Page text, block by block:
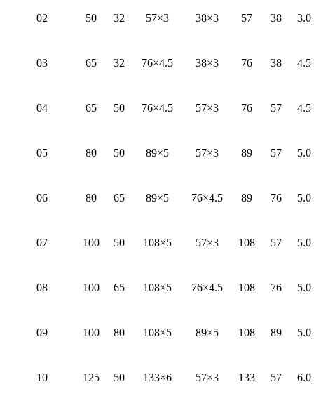
02 50 32 57×3 38×3 57 38 3.0
03 65 32 76×4.5 38×3 76 38 4.5
04 65 50 76×4.5 57×3 76 57 4.5
05 80 50 89×5 57×3 89 57 5.0
06 80 65 89×5 76×4.5 89 76 5.0
07 100 50 108×5 57×3 108 57 5.0
08 100 65 108×5 76×4.5 108 76 5.0
09 100 80 108×5 89×5 108 89 5.0
10 125 50 133×6 57×3 133 57 6.0